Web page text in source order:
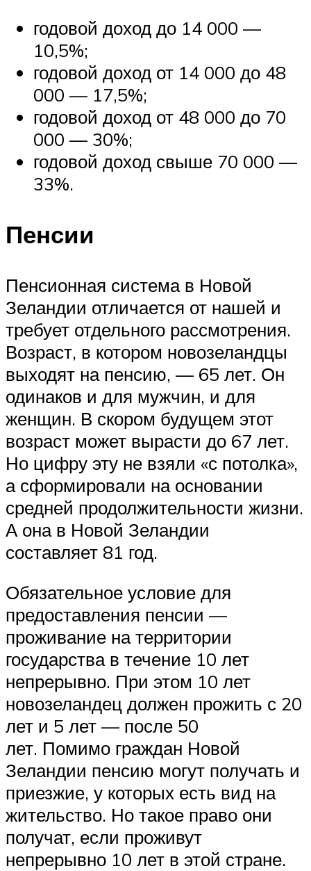
годовой доход до 14 000 —
10,5%;
годовой доход от 14 000 до 48
000 — 17,5%;
годовой доход от 48 000 до 70
000 — 30%;
годовой доход свыше 70 000 —
33%.
Пенсии
Пенсионная система в Новой
Зеландии отличается от нашей и
требует отдельного рассмотрения.
Возраст, в котором новозеландцы
выходят на пенсию, — 65 лет. Он
одинаков и для мужчин, и для
женщин. В скором будущем этот
возраст может вырасти до 67 лет.
Но цифру эту не взяли «с потолка»,
а сформировали на основании
средней продолжительности жизни.
А она в Новой Зеландии
составляет 81 год.
Обязательное условие для
предоставления пенсии —
проживание на территории
государства в течение 10 лет
непрерывно. При этом 10 лет
новозеландец должен прожить с 20
лет и 5 лет — после 50
лет. Помимо граждан Новой
Зеландии пенсию могут получать и
приезжие, у которых есть вид на
жительство. Но такое право они
получат, если проживут
непрерывно 10 лет в этой стране.